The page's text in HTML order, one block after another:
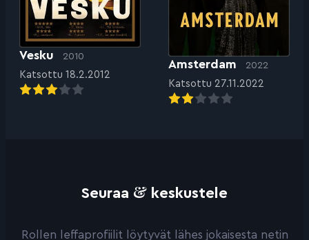
Vesku 2010
Katsottu 18.2.2012
Amsterdam 2022
Katsottu 27.11.2022
Seuraa & keskustele
Rollen leffaprofiilit löytyvät lähes jokaisesta netin